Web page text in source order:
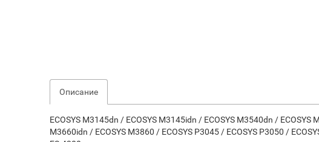
Описание
ECOSYS M3145dn / ECOSYS M3145idn / ECOSYS M3540dn /
M3660idn / ECOSYS M3860 / ECOSYS P3045 / ECOSYS P3050 /